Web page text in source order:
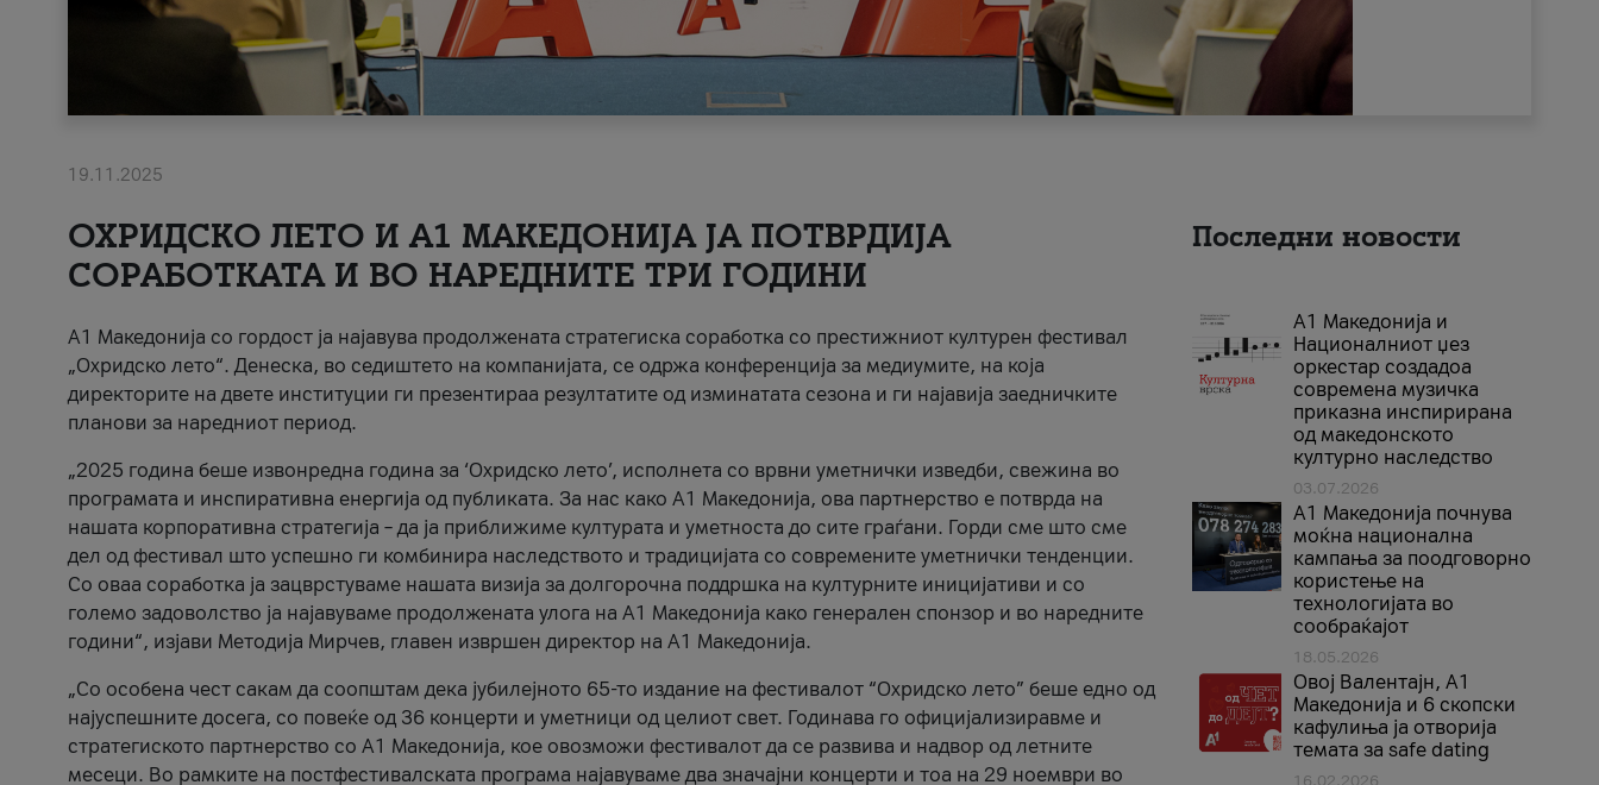
19.11.2025
ОХРИДСКО ЛЕТО И A1 МАКЕДОНИЈА ЈА ПОТВРДИЈА
СОРАБОТКАТА И ВО НАРЕДНИТЕ ТРИ ГОДИНИ
A1 Македонија со гордост ја најавува продолжената стратегиска соработка со престижниот културен фестивал
„Охридско лето“. Денеска, во седиштето на компанијата, се одржа конференција за медиумите, на која
директорите на двете институции ги презентираа резултатите од изминатата сезона и ги најавија заедничките
планови за наредниот период.
„2025 година беше извонредна година за ‘Охридско лето’, исполнета со врвни уметнички изведби, свежина во
програмата и инспиративна енергија од публиката. За нас како A1 Македонија, ова партнерство е потврда на
нашата корпоративна стратегија – да ја приближиме културата и уметноста до сите граѓани. Горди сме што сме
дел од фестивал што успешно ги комбинира наследството и традицијата со современите уметнички тенденции.
Со оваа соработка ја зацврстуваме нашата визија за долгорочна поддршка на културните иницијативи и со
големо задоволство ја најавуваме продолжената улога на A1 Македонија како генерален спонзор и во наредните
години“, изјави Методија Мирчев, главен извршен директор на A1 Македонија.
„Со особена чест сакам да соопштам дека јубилејното 65-то издание на фестивалот “Охридско лето” беше едно од
најуспешните досега, со повеќе од 36 концерти и уметници од целиот свет. Годинава го официјализиравме и
стратегиското партнерство со А1 Македонија, кое овозможи фестивалот да се развива и надвор од летните
месеци. Во рамките на постфестивалската програма најавуваме два значајни концерти и тоа на 29 ноември во
Последни новости
А1 Македонија и
Националниот џез
оркестар создадоа
современа музичка
приказна инспирирана
од македонското
културно наследство
03.07.2026
A1 Македонија почнува
моќна национална
кампања за поодговорно
користење на
технологијата во
сообраќајот
18.05.2026
Овој Валентајн, A1
Македонија и 6 скопски
кафулиња ја отворија
темата за safe dating
16.02.2026